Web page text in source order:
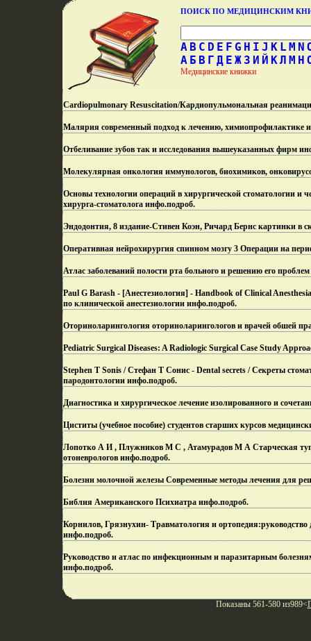
ПОИСК ПО МЕДИЦИНСКИМ
A B C D E F G H I J K L M N
А Б В Г Д Е Ж З И Й КЛ М Н
Медицинские книжки
Cardiopulmonary Resuscitation/Кардиопульмональная
Малярия современный подход к лечению, химиопрофилактике
Отбеливание зубов так и исследования вышеуказанных фирм
Молекулярная онкология иммунологов, биохимиков,
Основы технологии операций в хирургической стоматологии и
хирурга-стоматолога инфо.подроб.
Эндодонтия, 8 издание-Стивен Коэн, Ричард Бернс картинки в
Оперативная нейрохирургия спинном мозгу 3 Операции на
Атлас заболеваний полости рта больного и решению его
Paul G Barash - [Анестезиология] - Handbook of Clinical
по клинической анестезиологии инфо.подроб.
Оториноларингология оториноларингологов и врачей обшей
Pediatric Surgical Diseases: A Radiologic Surgical Case Study
Stephen T Sonis / Стефан Т Сонис - Dental secrets / Секреты
пародонтологии инфо.подроб.
Диагностика и хирургическое лечение изолированного и
Циститы (учебное пособие) студентов старших курсов
Лопотко А И , Плужников М С , Атамурадов М А Старческая
отоневрологов инфо.подроб.
Болезни молочной железы Современные методы лечения для
Библия Американского Психиатра инфо.подроб.
Корнилов, Грязнухин- Травматология и
инфо.подроб.
Руководство и атлас по инфекционным и паразитарным
инфо.подроб.
Показаны 561-580 из989<